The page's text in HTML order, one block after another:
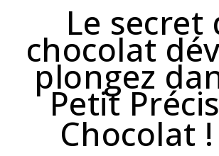
Le secret
chocolat
plongez
Petit
Chocolat !